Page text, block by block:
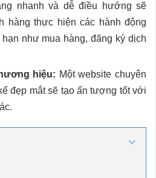
nhanh và dễ điều hướng sẽ
hàng thực hiện các hành động
như mua hàng, đăng ký dịch
hiệu: Một website chuyên
đẹp mắt sẽ tạo ấn tượng tốt với